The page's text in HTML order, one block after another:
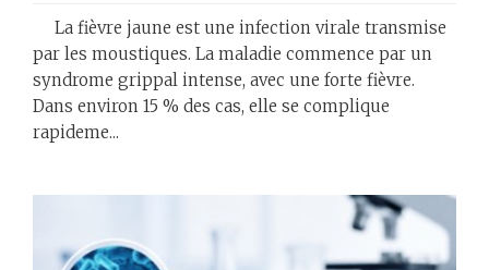
La fièvre jaune est une infection virale transmise
par les moustiques. La maladie commence par un
syndrome grippal intense, avec une forte fièvre.
Dans environ 15 % des cas, elle se complique
rapideme...